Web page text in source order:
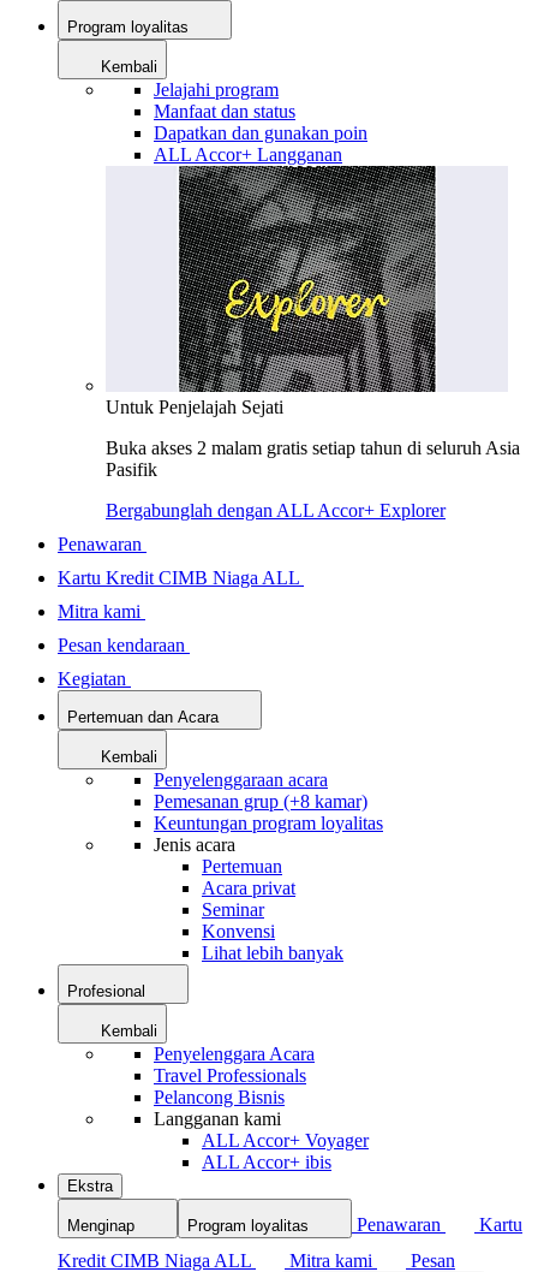
Program loyalitas
Kembali
Jelajahi program
Manfaat dan status
Dapatkan dan gunakan poin
ALL Accor+ Langganan
Untuk Penjelajah Sejati
Buka akses 2 malam gratis setiap tahun di seluruh Asia
Pasifik
Bergabunglah dengan ALL Accor+ Explorer
Penawaran
Kartu Kredit CIMB Niaga ALL
Mitra kami
Pesan kendaraan
Kegiatan
Pertemuan dan Acara
Kembali
Penyelenggaraan acara
Pemesanan grup (+8 kamar)
Keuntungan program loyalitas
Jenis acara
Pertemuan
Acara privat
Seminar
Konvensi
Lihat lebih banyak
Profesional
Kembali
Penyelenggara Acara
Travel Professionals
Pelancong Bisnis
Langganan kami
ALL Accor+ Voyager
ALL Accor+ ibis
Ekstra
Menginap Program loyalitas Penawaran
Kartu
Kredit CIMB Niaga ALL
Mitra kami
Pesan